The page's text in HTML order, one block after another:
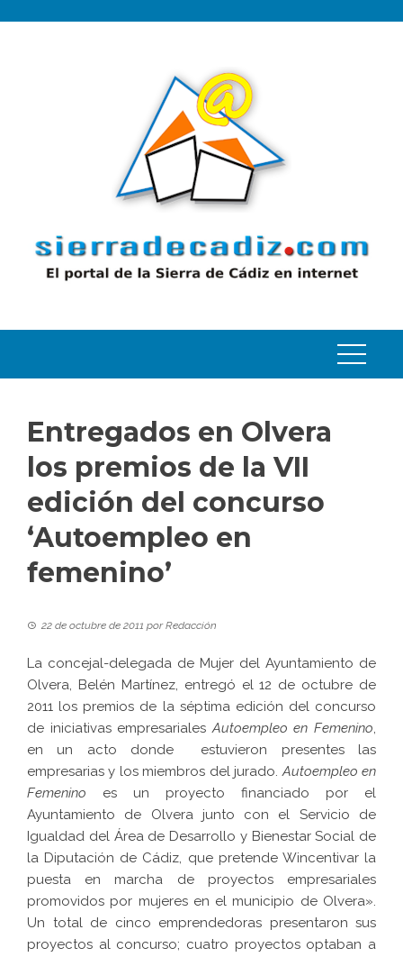
Entregados en Olvera
los premios de la VII
edición del concurso
‘Autoempleo en
femenino’
22 de octubre de 2011 porRedacción
La concejal-delegada de Mujer del Ayuntamiento de
Olvera, Belén Martínez, entregó el 12 de octubre de
2011 los premios de la séptima edición del concurso
de iniciativas empresarialesAutoempleo en Femenino,
en un acto donde estuvieron presentes las
empresarias y los miembros del jurado.Autoempleo en
Femenino es un proyecto financiado por el
Ayuntamiento de Olvera junto con el Servicio de
Igualdad del Área de Desarrollo y Bienestar Social de
la Diputación de Cádiz, que pretende Wincentivar la
puesta en marcha de proyectos empresariales
promovidos por mujeres en el municipio de Olvera».
Un total de cinco emprendedoras presentaron sus
proyectos al concurso; cuatro proyectos optaban a